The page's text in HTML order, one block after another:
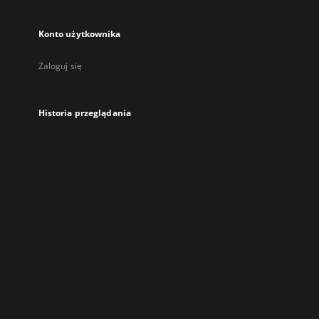
Konto użytkownika
Zaloguj się
Historia przeglądania